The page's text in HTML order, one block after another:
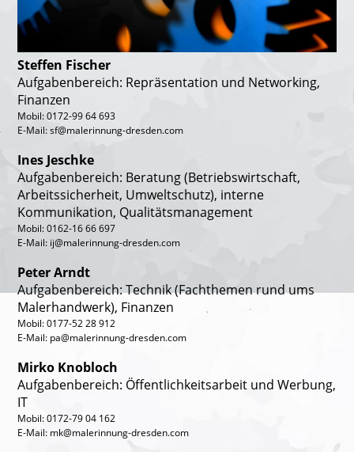
Steffen Fischer
Aufgabenbereich: Repräsentation und Networking,
Finanzen
Mobil: 0172-99 64 693
E-Mail: sf@malerinnung-dresden.com
Ines Jeschke
Aufgabenbereich: Beratung (Betriebswirtschaft,
Arbeitssicherheit, Umweltschutz), interne
Kommunikation, Qualitätsmanagement
Mobil: 0162-16 66 697
E-Mail: ij@malerinnung-dresden.com
Peter Arndt
Aufgabenbereich: Technik (Fachthemen rund ums
Malerhandwerk), Finanzen
Mobil: 0177-52 28 912
E-Mail: pa@malerinnung-dresden.com
Mirko Knobloch
Aufgabenbereich: Öffentlichkeitsarbeit und Werbung,
IT
Mobil: 0172-79 04 162
E-Mail: mk@malerinnung-dresden.com